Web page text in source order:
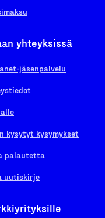
yhteyksissä
jäsenpalvelu
kysytyt kysymykset
palautetta
uutiskirje